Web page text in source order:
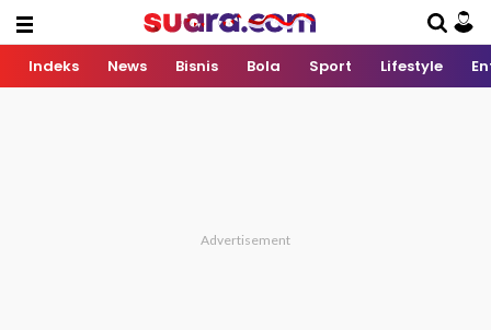
Indeks News Bisnis Bola Sport Lifestyle